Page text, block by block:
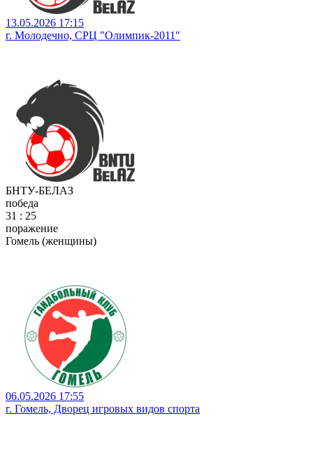
13.05.2026 17:15
г. Молодечно, СРЦ "Олимпик-2011"
БНТУ-БЕЛАЗ
победа
31 : 25
поражение
Гомель (женщины)
06.05.2026 17:55
г. Гомель, Дворец игровых видов спорта